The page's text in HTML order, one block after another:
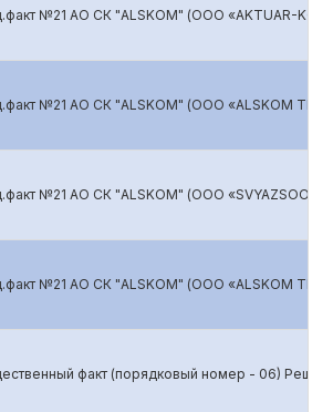
№21 АО СК "ALSKOM" (ООО «AKTUAR-
№21 АО СК "ALSKOM" (ООО «ALSKOM
№21 АО СК "ALSKOM" (ООО
№21 АО СК "ALSKOM" (ООО «ALSKOM
факт (порядковый номер - 06)